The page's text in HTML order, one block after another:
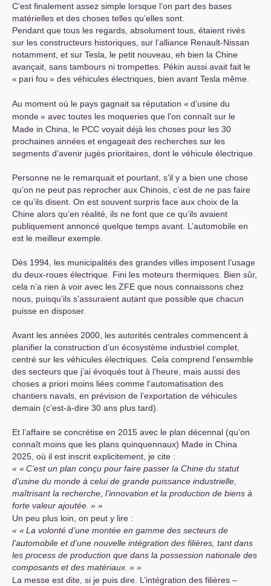
C’est finalement assez simple lorsque l’on part des bases
matérielles et des choses telles qu’elles sont.
Pendant que tous les regards, absolument tous, étaient rivés
sur les constructeurs historiques, sur l’alliance Renault-Nissan
notamment, et sur Tesla, le petit nouveau, eh bien la Chine
avançait, sans tambours ni trompettes. Pékin aussi avait fait le
« pari fou » des véhicules électriques, bien avant Tesla même.
Au moment où le pays gagnait sa réputation « d’usine du
monde» avec toutes les moqueries que l’on connaît sur le
Made in China, le PCC voyait déjà les choses pour les 30
prochaines années et engageait des recherches sur les
segments d’avenir jugés prioritaires, dont le véhicule électrique.
Personne ne le remarquait et pourtant, s’il y a bien une chose
qu’on ne peut pas reprocher aux Chinois, c’est de ne pas faire
ce qu’ils disent. On est souvent surpris face aux choix de la
Chine alors qu’en réalité, ils ne font que ce qu’ils avaient
publiquement annoncé quelque temps avant. L’automobile en
est le meilleur exemple.
Dès 1994, les municipalités des grandes villes imposent l’usage
du deux-roues électrique. Fini les moteurs thermiques. Bien sûr,
cela n’a rien à voir avec les ZFE que nous connaissons chez
nous, puisqu’ils s’assuraient autant que possible que chacun
puisse en disposer.
Avant les années 2000, les autorités centrales commencent à
planifier la construction d’un écosystème industriel complet,
centré sur les véhicules électriques. Cela comprend l’ensemble
des secteurs que j’ai évoqués tout à l’heure, mais aussi des
choses a priori moins liées comme l’automatisation des
chantiers navals, en prévision de l’exportation de véhicules
demain (c’est-à-dire 30 ans plus tard).
Et l’affaire se concrétise en 2015 avec le plan décennal (qu’on
connaît moins que les plans quinquennaux) Made in China
2025, où il est inscrit explicitement, je cite :
«C’est un plan conçu pour faire passer la Chine du statut
d’usine du monde à celui de grande puissance industrielle,
maîtrisant la recherche, l’innovation et la production de biens à
forte valeur ajoutée. »
Un peu plus loin, on peut y lire :
«La volonté d’une montée en gamme des secteurs de
l’automobile et d’une nouvelle intégration des filières, tant dans
les process de production que dans la possession nationale des
composants et des matériaux. »
La messe est dite, si je puis dire. L’intégration des filières –